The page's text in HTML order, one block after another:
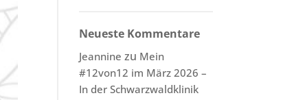
Neueste Kommentare
Jeannine zu Mein
#12von12 im März 2026 –
In der Schwarzwaldklinik